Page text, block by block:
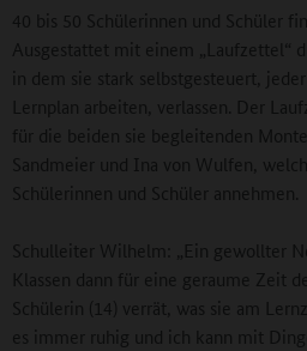
40 bis 50 Schülerinnen und Schüler
Ausgestattet mit einem „Laufzettel“
in dem sie stark selbstgesteuert,
Lernplan arbeiten, verlassen. Der
für die beiden sie begleitenden
Sandmeier und Ina von Wulfen,
Schülerinnen und Schüler annehmen.
Schulleiter Wilhelm: „Ein gewollter
Klassen dann für eine geraume Zeit
Schülerin (14) verrät, was sie am
es immer ruhig und ich kann mit